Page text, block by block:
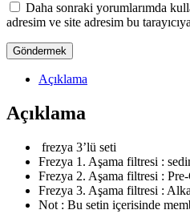
Daha sonraki yorumlarımda
adresim ve site adresim bu
Açıklama
Açıklama
frezya 3’lü seti
Frezya 1. Aşama filtresi :
Frezya 2. Aşama filtresi :
Frezya 3. Aşama filtresi :
Not : Bu setin içerisinde